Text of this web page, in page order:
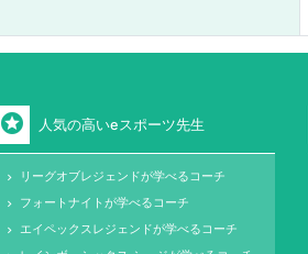
stars 人気の高いeスポーツ先生
keyboard_arrow_right リーグオブレジェンドが学べるコーチ
keyboard_arrow_right フォートナイトが学べるコーチ
keyboard_arrow_right エイペックスレジェンドが学べるコーチ